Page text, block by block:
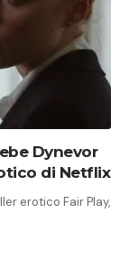
Dynevor
di Netflix
erotico Fair Play,